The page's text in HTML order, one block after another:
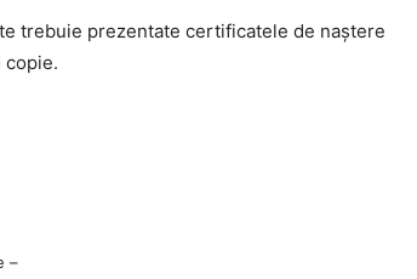
trebuie prezentate certificatele de naştere
copie.
–